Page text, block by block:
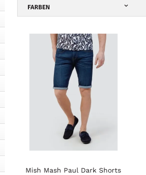
FARBEN
Mish Mash Paul Dark Shorts